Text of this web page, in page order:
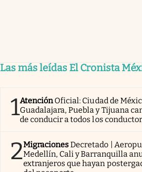
Las más leídas El Cronista
1AtenciónOficial: Ciudad de
Guadalajara, Puebla y Tijuana
de conducir a todos los
2MigracionesDecretado |
Medellín, Cali y Barranquilla
extranjeros que hayan